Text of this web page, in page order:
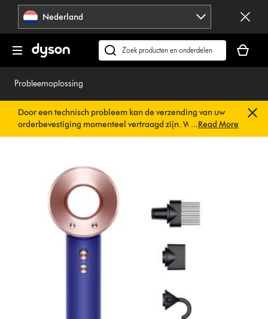
Navigatie
overslaan
Nederland
Zoek
op
is
Probleemoplossing
Door een technisch probleem kan de verzending van uw
orderbevestiging momenteel vertraagd zijn. We werken al
aan een snelle oplossing.U hoeft verder niets te doen. Uw
...Read More